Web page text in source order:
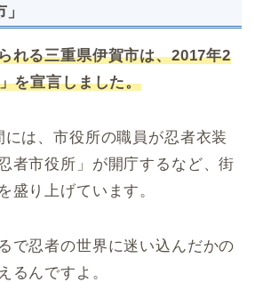
れる三重県伊賀市は、2017年2
を宣言しました。
は、市役所の職員が忍者衣装
者市役所」が開庁するなど、街
盛り上げています。
で忍者の世界に迷い込んだかの
るんですよ。